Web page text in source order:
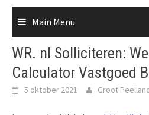
Main Menu
WR. nl Solliciteren:
Calculator Vastgoed
5 oktober 2021 Groot